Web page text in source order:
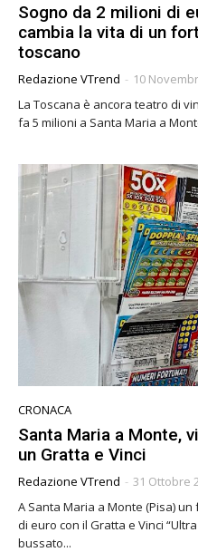
Sogno da 2 milioni di
cambia la vita di un
toscano
Redazione VTrend - 10
La Toscana è ancora teatro di
fa 5 milioni a Santa Maria a
CRONACA
Santa Maria a Monte,
un Gratta e Vinci
Redazione VTrend - 31 Ottobre
A Santa Maria a Monte (Pisa)
di euro con il Gratta e Vinci “Ultra
bussato...